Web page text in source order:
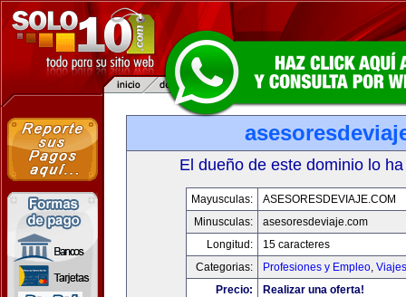
El dueño de este dominio lo
Mayusculas:
ASESORESDEVIAJE.COM
Minusculas:
asesoresdeviaje.com
Longitud:
15 caracteres
Categorias:
Profesiones y Empleo,
Precio:
Realizar una oferta!